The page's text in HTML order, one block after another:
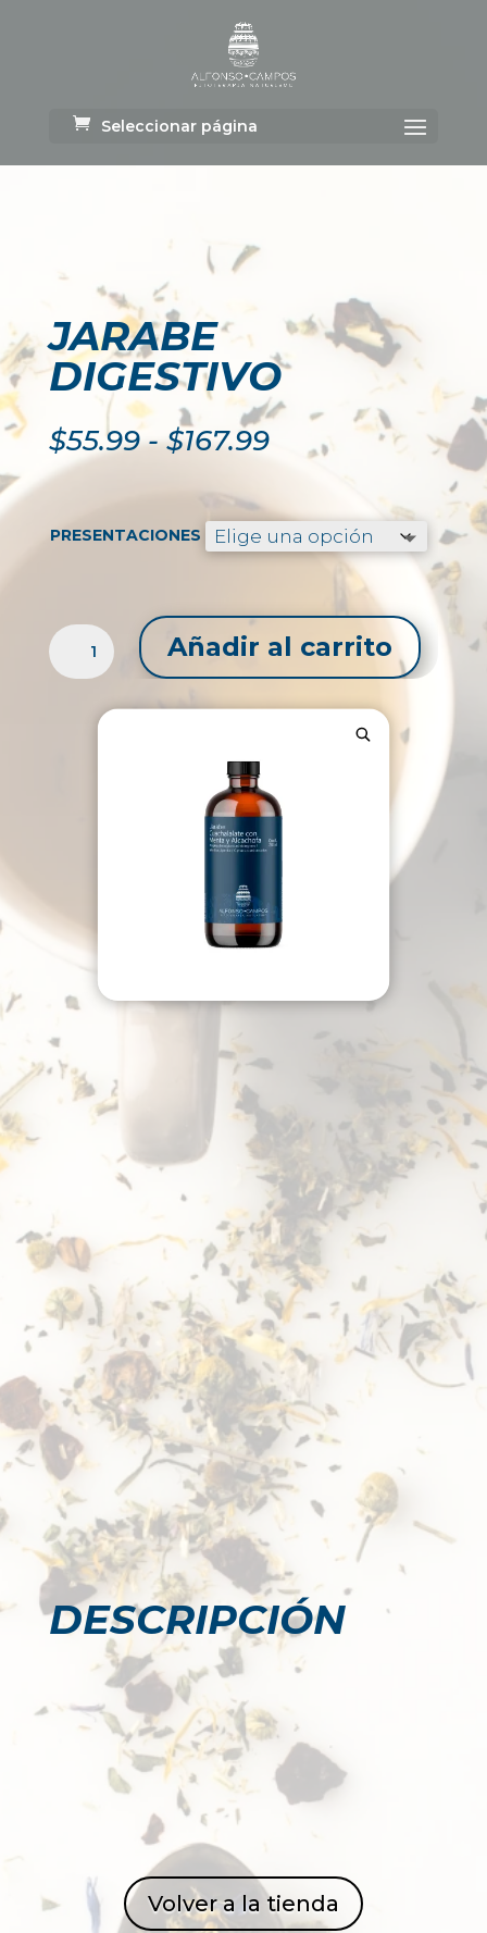
Seleccionar página
JARABE
DIGESTIVO
$55.99 - $167.99Rango
desde
$55.99
hasta
$167.99
PRESENTACIONES
JARABE
DIGESTIVO
CANTIDAD
Añadir al carrito
DESCRIPCIÓN
Volver a la tienda